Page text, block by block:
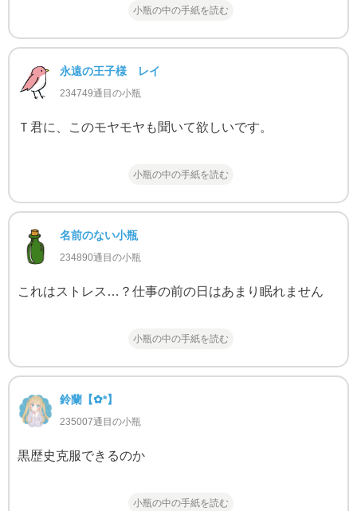
小瓶の中の手紙を読む
永遠の王子様 レイ
234749通目の小瓶
Ｔ君に、このモヤモヤも聞いて欲しいです。
小瓶の中の手紙を読む
名前のない小瓶
234890通目の小瓶
これはストレス…？仕事の前の日はあまり眠れません
小瓶の中の手紙を読む
鈴蘭‬【✿*】
235007通目の小瓶
黒歴史克服できるのか
小瓶の中の手紙を読む